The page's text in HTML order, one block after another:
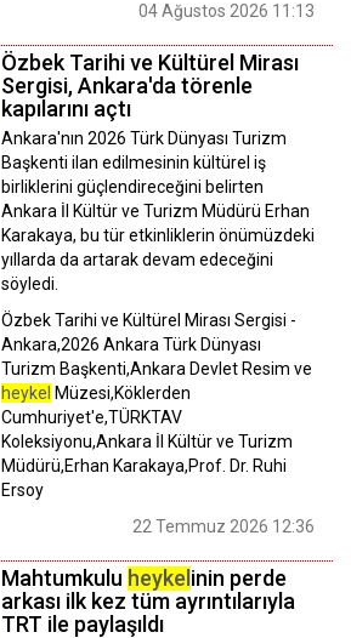
04 Ağustos 2026 11:13
Özbek Tarihi ve Kültürel Mirası
Sergisi, Ankara'da törenle
kapılarını açtı
Ankara'nın 2026 Türk Dünyası Turizm
Başkenti ilan edilmesinin kültürel iş
birliklerini güçlendireceğini belirten
Ankara İl Kültür ve Turizm Müdürü Erhan
Karakaya, bu tür etkinliklerin önümüzdeki
yıllarda da artarak devam edeceğini
söyledi.
Özbek Tarihi ve Kültürel Mirası Sergisi -
Ankara,2026 Ankara Türk Dünyası
Turizm Başkenti,Ankara Devlet Resim ve
heykel Müzesi,Köklerden
Cumhuriyet'e,TÜRKTAV
Koleksiyonu,Ankara İl Kültür ve Turizm
Müdürü,Erhan Karakaya,Prof. Dr. Ruhi
Ersoy
22 Temmuz 2026 12:36
Mahtumkulu heykel inin perde
arkası ilk kez tüm ayrıntılarıyla
TRT ile paylaşıldı